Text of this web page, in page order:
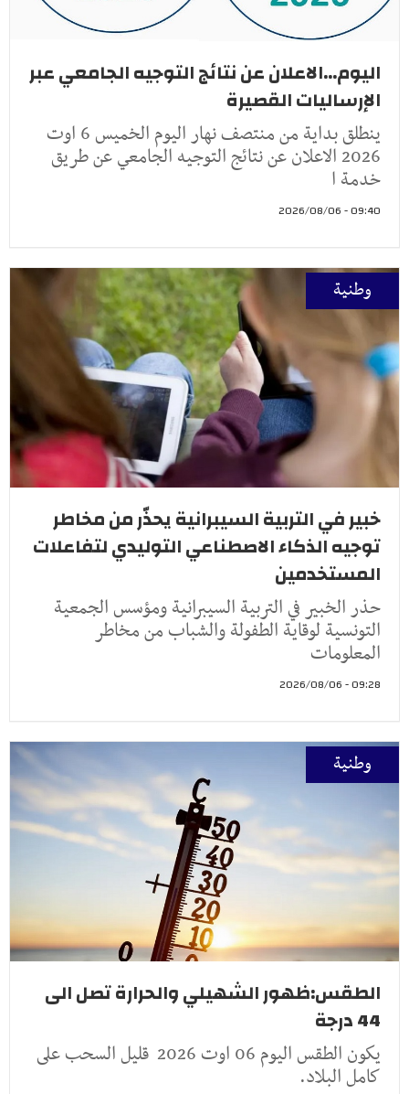
اليوم...الاعلان عن نتائج التوجيه الجامعي عبر
الإرساليات القصيرة
ينطلق بداية من منتصف نهار اليوم الخميس 6 اوت
2026 الاعلان عن نتائج التوجيه الجامعي عن طريق
خدمة ا
09:40 - 2026/08/06
وطنية
خبير في التربية السيبرانية يحذّر من مخاطر
توجيه الذكاء الاصطناعي التوليدي لتفاعلات
المستخدمين
حذر الخبير في التربية السيبرانية ومؤسس الجمعية
التونسية لوقاية الطفولة والشباب من مخاطر
المعلومات
09:28 - 2026/08/06
وطنية
الطقس:ظهور الشهيلي والحرارة تصل الى
44 درجة
يكون الطقس اليوم 06 اوت 2026 قليل السحب على
كامل البلاد.